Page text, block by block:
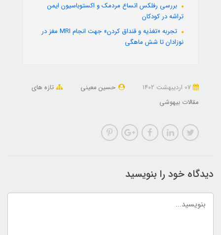
بررسی رفلکس اتساع مردمک و اکستوباسیون ایمن
تراشه در کودکان
تجربه «تغذیه و قنداق کردن» جهت انجام MRI مغز در
نوزادان تا شش ماهگی
حسین معینی
تازه های
مقالات بیهوشی
دیدگاه خود را بنویسید